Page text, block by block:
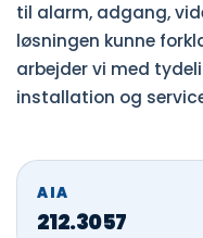
til alarm, adgang,
løsningen kunne
arbejder vi med
installation og
AIA
212.3057